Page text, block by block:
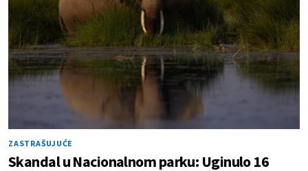
ZASTRAŠUJUĆE
Skandal u Nacionalnom parku: Uginulo 16